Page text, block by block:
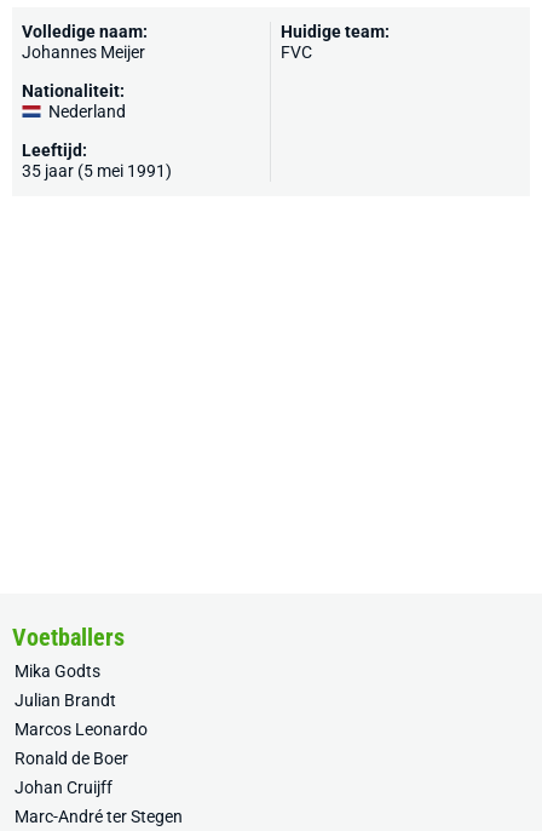
Volledige naam:
Johannes Meijer
Nationaliteit:
Nederland
Leeftijd:
35 jaar (5 mei 1991)
Huidige team:
FVC
Voetballers
Mika Godts
Julian Brandt
Marcos Leonardo
Ronald de Boer
Johan Cruijff
Marc-André ter Stegen